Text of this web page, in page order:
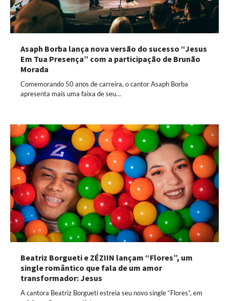
Asaph Borba lança nova versão do sucesso “Jesus
Em Tua Presença” com a participação de Brunão
Morada
Comemorando 50 anos de carreira, o cantor Asaph Borba
apresenta mais uma faixa de seu…
Beatriz Borgueti e ZÉZIIN lançam “Flores”, um
single romântico que fala de um amor
transformador: Jesus
A cantora Beatriz Borgueti estreia seu novo single “Flores”, em